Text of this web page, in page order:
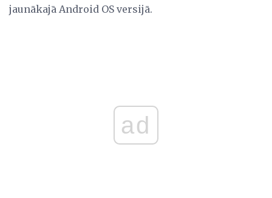
jaunākajā Android OS versijā.
ad